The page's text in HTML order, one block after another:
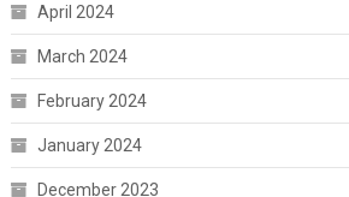
April 2024
March 2024
February 2024
January 2024
December 2023